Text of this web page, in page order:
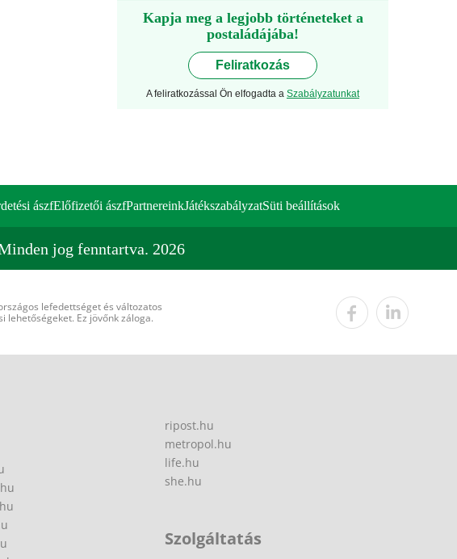
Kapja meg a legjobb történeteket a
postaládájába!
Feliratkozás
A feliratkozással Ön elfogadta a Szabályzatunkat
ászfElőfizetői ászfPartnereinkJátékszabályzatSüti beállítások
jog fenntartva. 2026
lefedettséget és változatos
lehetőségeket. Ez jövőnk záloga.
ripost.hu
metropol.hu
life.hu
she.hu
Szolgáltatás